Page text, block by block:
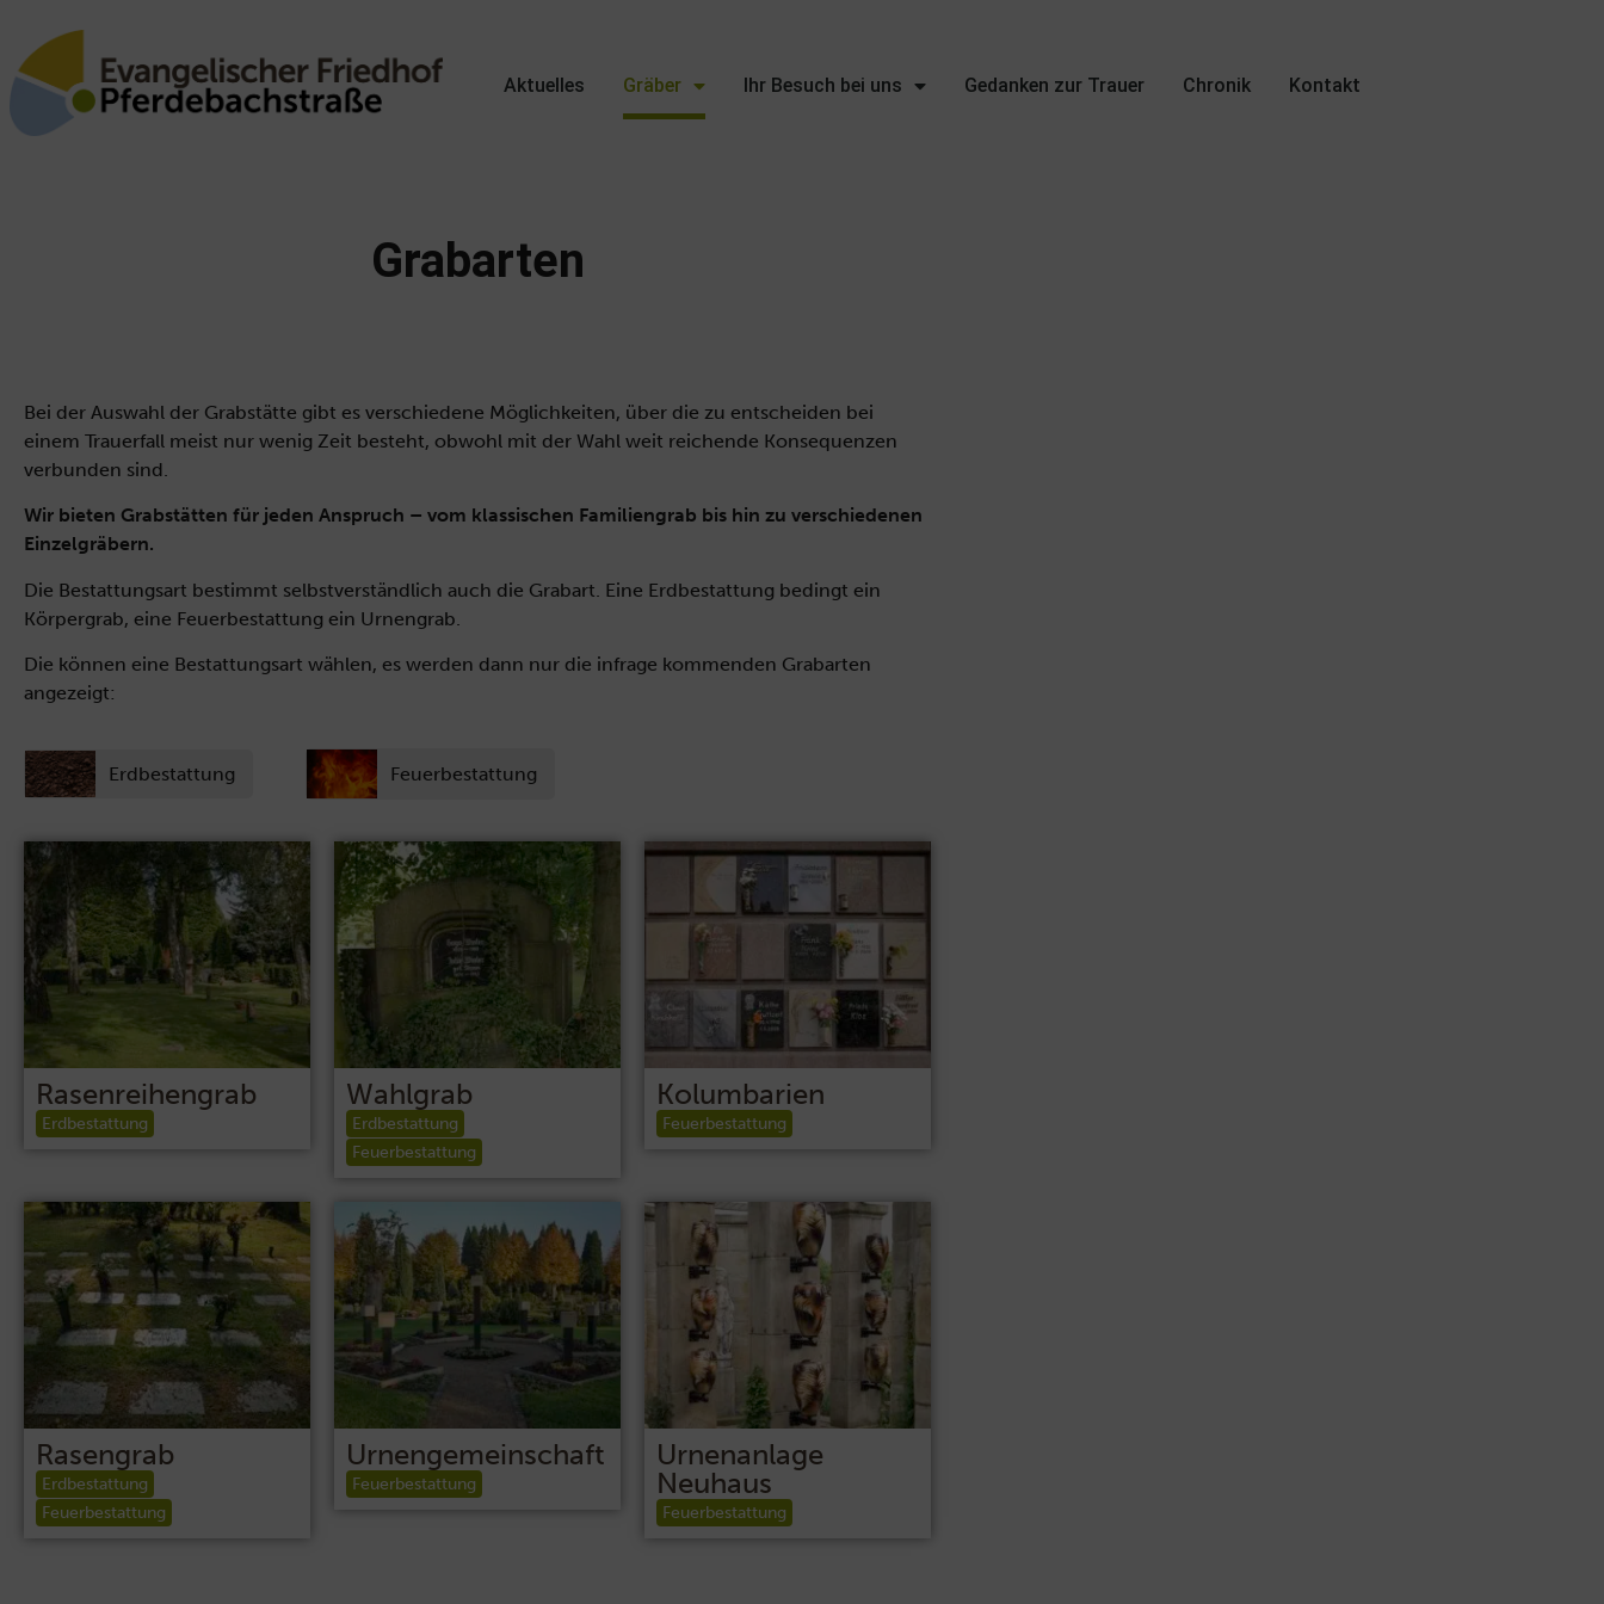
Aktuelles Gräber Ihr Besuch bei uns Gedanken zur Trauer Chronik Kontakt
Grabarten
Bei der Auswahl der Grabstätte gibt es verschiedene Möglichkeiten, über die zu entscheiden bei
einem Trauerfall meist nur wenig Zeit besteht, obwohl mit der Wahl weit reichende Konsequenzen
verbunden sind.
Wir bieten Grabstätten für jeden Anspruch – vom klassischen Familiengrab bis hin zu verschiedenen
Einzelgräbern.
Die Bestattungsart bestimmt selbstverständlich auch die Grabart. Eine Erdbestattung bedingt ein
Körpergrab, eine Feuerbestattung ein Urnengrab.
Die können eine Bestattungsart wählen, es werden dann nur die infrage kommenden Grabarten
angezeigt:
Erdbestattung Feuerbestattung
Rasenreihengrab
Erdbestattung
Wahlgrab
Erdbestattung
Feuerbestattung
Kolumbarien
Feuerbestattung
Rasengrab
Erdbestattung
Feuerbestattung
Urnengemeinschaft
Feuerbestattung
Urnenanlage
Neuhaus
Feuerbestattung